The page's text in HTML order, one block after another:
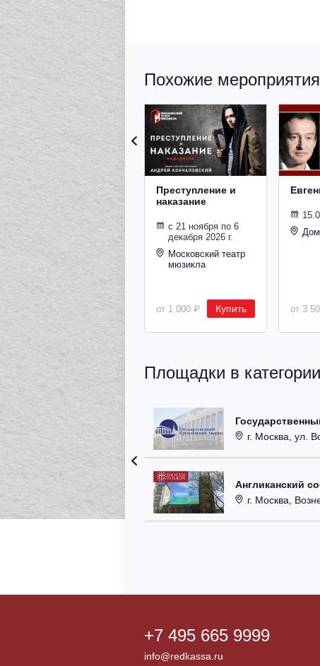
Похожие
Преступление и
наказание
с 21 ноября по 6
декабря 2026 г.
Московский театр
мюзикла
от 1 000 ₽ Купить от 3
Площадки в
г. Москва, ул.
Англиканский
г. Москва,
+7 495 665 9999
info@redkassa.ru